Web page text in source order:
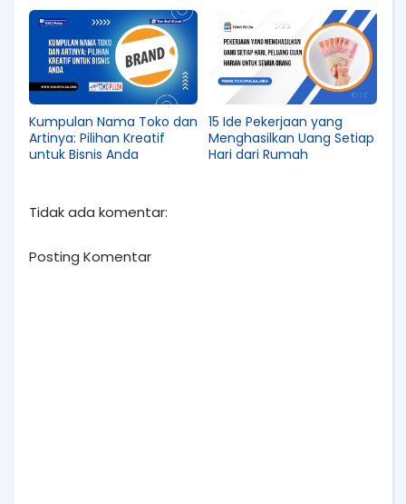
Kumpulan Nama Toko dan
Artinya: Pilihan Kreatif
untuk Bisnis Anda
15 Ide Pekerjaan yang
Menghasilkan Uang Setiap
Hari dari Rumah
Tidak ada komentar:
Posting Komentar